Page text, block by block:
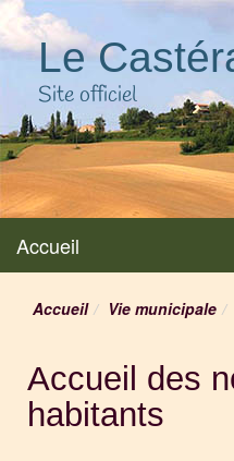
Le
Site officiel
Accueil
Accueil Vie municipale
Accueil des
habitants